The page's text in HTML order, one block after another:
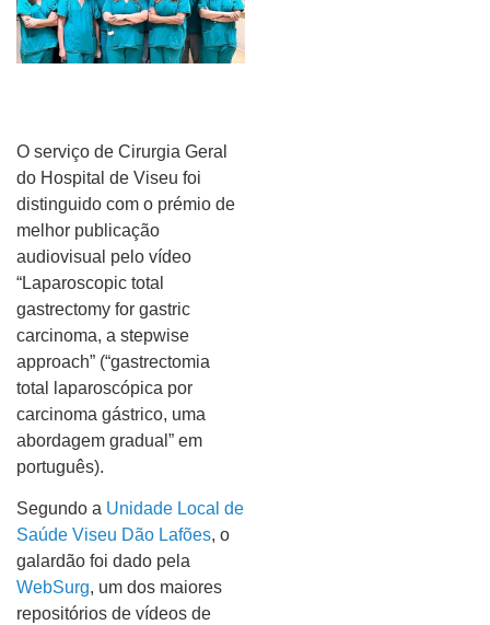
O serviço de Cirurgia Geral
do Hospital de Viseu foi
distinguido com o prémio de
melhor publicação
audiovisual pelo vídeo
“Laparoscopic total
gastrectomy for gastric
carcinoma, a stepwise
approach” (“gastrectomia
total laparoscópica por
carcinoma gástrico, uma
abordagem gradual” em
português).
Segundo a Unidade Local de
Saúde Viseu Dão Lafões, o
galardão foi dado pela
WebSurg, um dos maiores
repositórios de vídeos de